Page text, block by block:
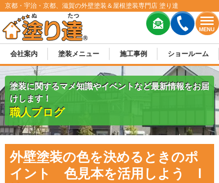
MENU
京都・宇治・京都、滋賀の外壁塗装＆屋根塗装専門店 塗り達
会社案内 塗装メニュー 施工事例 ショールーム
塗装に関するマメ知識やイベントなど最新情報をお届
けします！
職人ブログ
外壁塗装の色を決めるときのポ
イント 色見本を活用しよう l